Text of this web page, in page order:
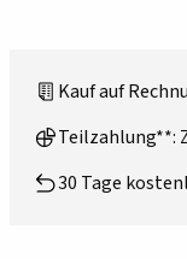
Kauf auf
Teilzahlung**:
30 Tage